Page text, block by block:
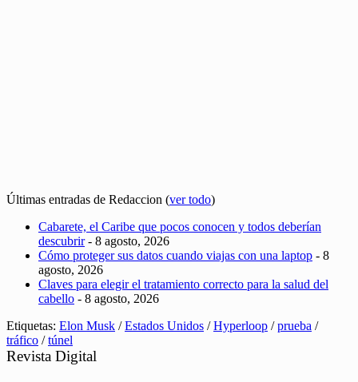
Últimas entradas de Redaccion (ver todo)
Cabarete, el Caribe que pocos conocen y todos deberían
descubrir- 8 agosto, 2026
Cómo proteger sus datos cuando viajas con una laptop - 8
agosto, 2026
Claves para elegir el tratamiento correcto para la salud del
cabello - 8 agosto, 2026
Etiquetas: Elon Musk /Estados Unidos /Hyperloop /prueba /
tráfico /túnel
Revista Digital